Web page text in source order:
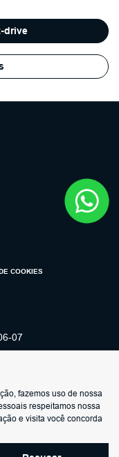
drive
COOKIES
07
fazemos uso de nossa
respeitamos nossa
e visita você concorda